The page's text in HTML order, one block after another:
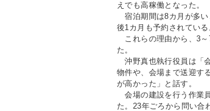
えでも高稼働となった。
宿泊期間は8カ月が多い
後1カ月も予約されている
これらの理由から、3～
た。
沖野真也執行役員は「
物件や、会場まで送迎す
が高かった」と話す。
会場の建設を行う作業
た。23年ごろから問い合